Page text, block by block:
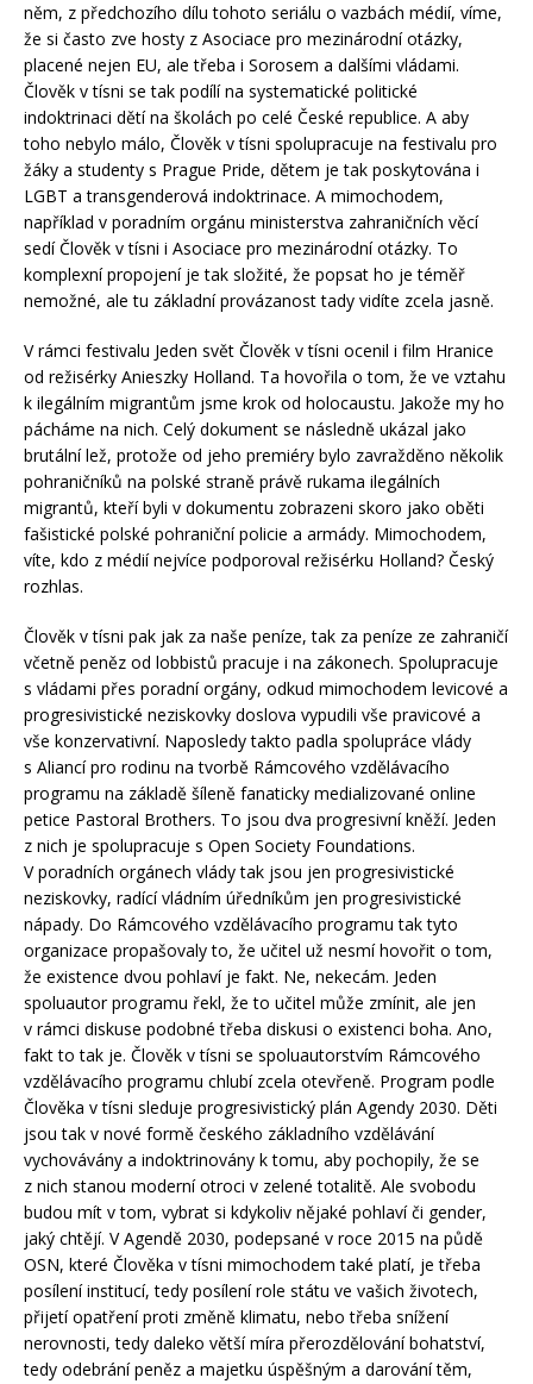
něm, z předchozího dílu tohoto seriálu o vazbách médií, víme,
že si často zve hosty z Asociace pro mezinárodní otázky,
placené nejen EU, ale třeba i Sorosem a dalšími vládami.
Člověk v tísni se tak podílí na systematické politické
indoktrinaci dětí na školách po celé České republice. A aby
toho nebylo málo, Člověk v tísni spolupracuje na festivalu pro
žáky a studenty s Prague Pride, dětem je tak poskytována i
LGBT a transgenderová indoktrinace. A mimochodem,
například v poradním orgánu ministerstva zahraničních věcí
sedí Člověk v tísni i Asociace pro mezinárodní otázky. To
komplexní propojení je tak složité, že popsat ho je téměř
nemožné, ale tu základní provázanost tady vidíte zcela jasně.
V rámci festivalu Jeden svět Člověk v tísni ocenil i film Hranice
od režisérky Anieszky Holland. Ta hovořila o tom, že ve vztahu
k ilegálním migrantům jsme krok od holocaustu. Jakože my ho
pácháme na nich. Celý dokument se následně ukázal jako
brutální lež, protože od jeho premiéry bylo zavražděno několik
pohraničníků na polské straně právě rukama ilegálních
migrantů, kteří byli v dokumentu zobrazeni skoro jako oběti
fašistické polské pohraniční policie a armády. Mimochodem,
víte, kdo z médií nejvíce podporoval režisérku Holland? Český
rozhlas.
Člověk v tísni pak jak za naše peníze, tak za peníze ze zahraničí
včetně peněz od lobbistů pracuje i na zákonech. Spolupracuje
s vládami přes poradní orgány, odkud mimochodem levicové a
progresivistické neziskovky doslova vypudili vše pravicové a
vše konzervativní. Naposledy takto padla spolupráce vlády
s Aliancí pro rodinu na tvorbě Rámcového vzdělávacího
programu na základě šíleně fanaticky medializované online
petice Pastoral Brothers. To jsou dva progresivní kněží. Jeden
z nich je spolupracuje s Open Society Foundations.
V poradních orgánech vlády tak jsou jen progresivistické
neziskovky, radící vládním úředníkům jen progresivistické
nápady. Do Rámcového vzdělávacího programu tak tyto
organizace propašovaly to, že učitel už nesmí hovořit o tom,
že existence dvou pohlaví je fakt. Ne, nekecám. Jeden
spoluautor programu řekl, že to učitel může zmínit, ale jen
v rámci diskuse podobné třeba diskusi o existenci boha. Ano,
fakt to tak je. Člověk v tísni se spoluautorstvím Rámcového
vzdělávacího programu chlubí zcela otevřeně. Program podle
Člověka v tísni sleduje progresivistický plán Agendy 2030. Děti
jsou tak v nové formě českého základního vzdělávání
vychovávány a indoktrinovány k tomu, aby pochopily, že se
z nich stanou moderní otroci v zelené totalitě. Ale svobodu
budou mít v tom, vybrat si kdykoliv nějaké pohlaví či gender,
jaký chtějí. V Agendě 2030, podepsané v roce 2015 na půdě
OSN, které Člověka v tísni mimochodem také platí, je třeba
posílení institucí, tedy posílení role státu ve vašich životech,
přijetí opatření proti změně klimatu, nebo třeba snížení
nerovnosti, tedy daleko větší míra přerozdělování bohatství,
tedy odebrání peněz a majetku úspěšným a darování těm,